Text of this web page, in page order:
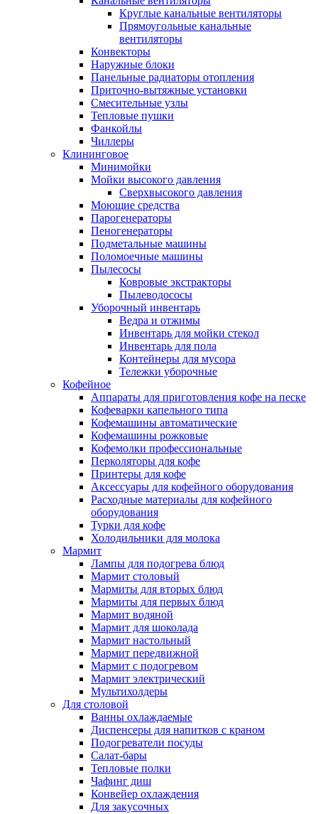
Круглые канальные вентиляторы
Прямоугольные канальные
вентиляторы
Конвекторы
Наружные блоки
Панельные радиаторы отопления
Приточно-вытяжные установки
Смесительные узлы
Тепловые пушки
Фанкойлы
Чиллеры
Клининговое
Минимойки
Мойки высокого давления
Сверхвысокого давления
Моющие средства
Парогенераторы
Пеногенераторы
Подметальные машины
Поломоечные машины
Пылесосы
Ковровые экстракторы
Пылеводососы
Уборочный инвентарь
Ведра и отжимы
Инвентарь для мойки стекол
Инвентарь для пола
Контейнеры для мусора
Тележки уборочные
Кофейное
Аппараты для приготовления кофе на песке
Кофеварки капельного типа
Кофемашины автоматические
Кофемашины рожковые
Кофемолки профессиональные
Перколяторы для кофе
Принтеры для кофе
Аксессуары для кофейного оборудования
Расходные материалы для кофейного
оборудования
Турки для кофе
Холодильники для молока
Мармит
Лампы для подогрева блюд
Мармит столовый
Мармиты для вторых блюд
Мармиты для первых блюд
Мармит водяной
Мармит для шоколада
Мармит настольный
Мармит передвижной
Мармит с подогревом
Мармит электрический
Мультихолдеры
Для столовой
Ванны охлаждаемые
Диспенсеры для напитков с краном
Подогреватели посуды
Салат-бары
Тепловые полки
Чафинг диш
Конвейер охлаждения
Для закусочных